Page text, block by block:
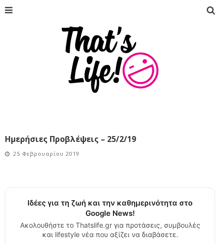
Ημερήσιες Προβλέψεις – 25/2/19
25 Φεβρουαρίου 2019
Ιδέες για τη ζωή και την καθημερινότητα στο
Google News!
Ακολουθήστε το Thatslife.gr για προτάσεις, συμβουλές
και lifestyle νέα που αξίζει να διαβάσετε.